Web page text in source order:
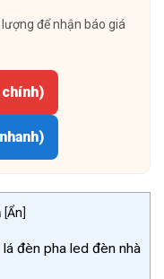
để nhận báo giá
[Ẩn]
đèn pha led đèn nhà